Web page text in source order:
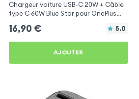
Chargeur voiture USB-C 20W + Câble
type C 60W Blue Star pour OnePlus
16,90 € 5.0
AJOUTER